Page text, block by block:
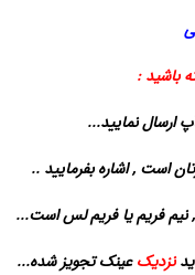
باشید :
ارسال نمایید...
است , اشاره بفرمایید ..
نیم فریم یا فریم لس است...
نزدیکعینک تجویز شده...